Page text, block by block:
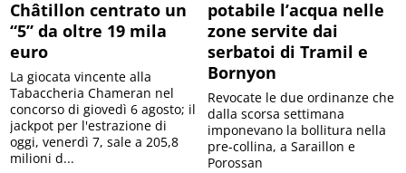
Châtillon centrato un
“5” da oltre 19 mila
euro
La giocata vincente alla
Tabaccheria Chameran nel
concorso di giovedì 6 agosto; il
jackpot per l'estrazione di
oggi, venerdì 7, sale a 205,8
milioni d...
potabile l’acqua nelle
zone servite dai
serbatoi di Tramil e
Bornyon
Revocate le due ordinanze che
dalla scorsa settimana
imponevano la bollitura nella
pre-collina, a Saraillon e
Porossan